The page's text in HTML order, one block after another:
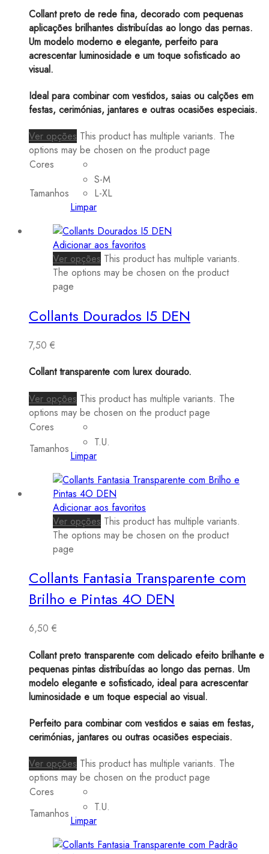
Collant preto de rede fina, decorado com pequenas
aplicações brilhantes distribuídas ao longo das pernas.
Um modelo moderno e elegante, perfeito para
acrescentar luminosidade e um toque sofisticado ao
visual.
Ideal para combinar com vestidos, saias ou calções em
festas, cerimónias, jantares e outras ocasiões especiais.
Ver opções This product has multiple variants. The
options may be chosen on the product page
Cores
Tamanhos
S-M
L-XL
Limpar
Adicionar aos favoritos
Ver opções This product has multiple variants.
The options may be chosen on the product
page
Collants Dourados I5 DEN
7,50 €
Collant transparente com lurex dourado.
Ver opções This product has multiple variants. The
options may be chosen on the product page
Cores
Tamanhos
T.U.
Limpar
Adicionar aos favoritos
Ver opções This product has multiple variants.
The options may be chosen on the product
page
Collants Fantasia Transparente com
Brilho e Pintas 4O DEN
6,50 €
Collant preto transparente com delicado efeito brilhante e
pequenas pintas distribuídas ao longo das pernas. Um
modelo elegante e sofisticado, ideal para acrescentar
luminosidade e um toque especial ao visual.
Perfeito para combinar com vestidos e saias em festas,
cerimónias, jantares ou outras ocasiões especiais.
Ver opções This product has multiple variants. The
options may be chosen on the product page
Cores
Tamanhos
T.U.
Limpar